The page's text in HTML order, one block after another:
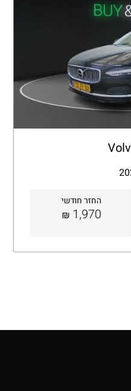
החזר חודשי
1,970
₪
Whatsapp